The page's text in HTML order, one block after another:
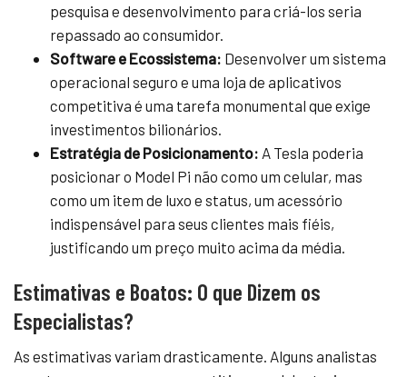
pesquisa e desenvolvimento para criá-los seria
repassado ao consumidor.
Software e Ecossistema: Desenvolver um sistema
operacional seguro e uma loja de aplicativos
competitiva é uma tarefa monumental que exige
investimentos bilionários.
Estratégia de Posicionamento: A Tesla poderia
posicionar o Model Pi não como um celular, mas
como um item de luxo e status, um acessório
indispensável para seus clientes mais fiéis,
justificando um preço muito acima da média.
Estimativas e Boatos: O que Dizem os
Especialistas?
As estimativas variam drasticamente. Alguns analistas